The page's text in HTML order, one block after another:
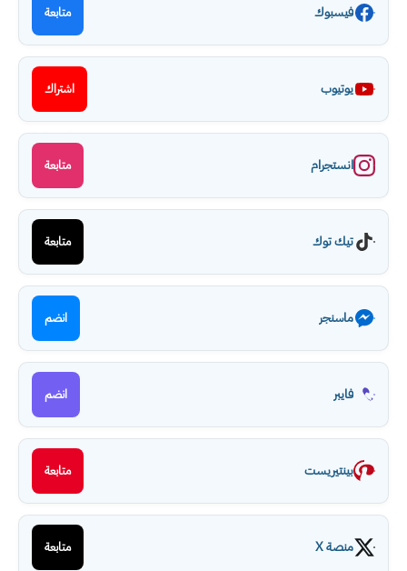
فيسبوك متابعة
يوتيوب اشتراك
انستجرام متابعة
تيك توك متابعة
ماسنجر انضم
فايبر انضم
بينتيريست متابعة
منصة X متابعة